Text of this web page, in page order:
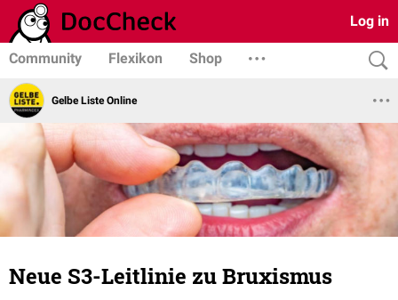
Log in
Community Flexikon Shop
Gelbe Liste Online
Neue S3-Leitlinie zu Bruxismus